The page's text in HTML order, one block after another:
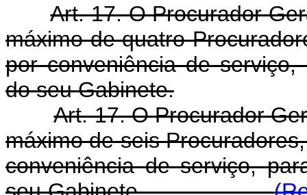
Art. 17. O Procurador
máximo de quatro
por conveniência de
do seu Gabinete.
Art. 17. O Procurador
máximo de seis
conveniência de serviço,